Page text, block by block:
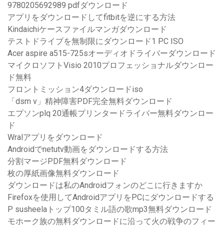
9780205692989 pdfダウンロード
アプリをダウンロードしてfitbitを逆にする方法
Kindaichiケースファイルマンガダウンロード
テストドライブを無制限にダウンロード1 PC ISO
Acer aspire a515-725sオーディオドライバーダウンロード
マイクロソフトVisio 2010プロフェッショナルダウンロー
ド無料
フロントミッション4ダウンロードiso
「dsm v」精神障害PDF完全無料ダウンロード
エプソンplq 20通帳プリンタードライバー無料ダウンロー
ド
Wralアプリをダウンロード
Androidでnetutv動画をダウンロードする方法
分割マージPDF無料ダウンロード
枚の厚紙画像無料ダウンロード
ダウンロードは私のAndroidフォンのどこに行きますか
Firefoxを使用してAndroidアプリをPCにダウンロードする
P susheelaトップ100タミル語の歌mp3無料ダウンロード
モホーク族の無料ダウンロードに沿って火の戦争のフィー